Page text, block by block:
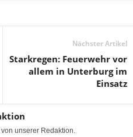
Nächster Artikel
Starkregen: Feuerwehr vor
allem in Unterburg im
Einsatz
unserer Redaktion.